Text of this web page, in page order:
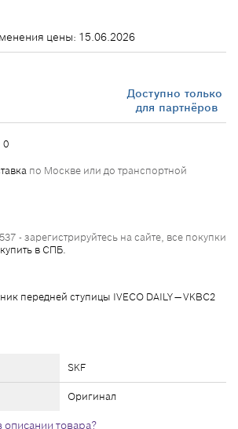
передней ступицы IVECO DAILY — VKBC2
SKF
Оригинал
товара?
цены: 15.06.2026
Доступно только
для партнёров
0
по Москве или до транспортной
- зарегистрируйтесь на сайте, все покупки
в СПБ.